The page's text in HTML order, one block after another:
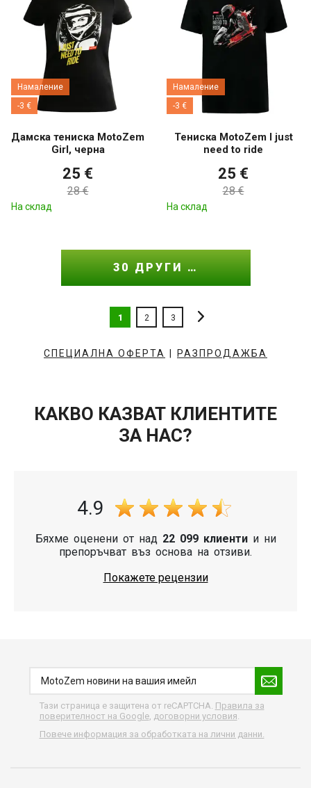
Намаление
-3 €
Дамска тениска MotoZem
Girl, черна
25 €
28 €
На склад
Намаление
-3 €
Тениска MotoZem I just
need to ride
25 €
28 €
На склад
30 ДРУГИ …
1 2 3
СПЕЦИАЛНА ОФЕРТА РАЗПРОДАЖБА
КАКВО КАЗВАТ КЛИЕНТИТЕ
ЗА НАС?
4.9
Бяхме оценени от над 22 099 клиентии ни
препоръчват въз основа на отзиви.
Покажете рецензии
Тази страница е защитена от reCAPTCHA. Правила за
поверителност на Google, договорни условия
Повече информация за обработката на лични данни.